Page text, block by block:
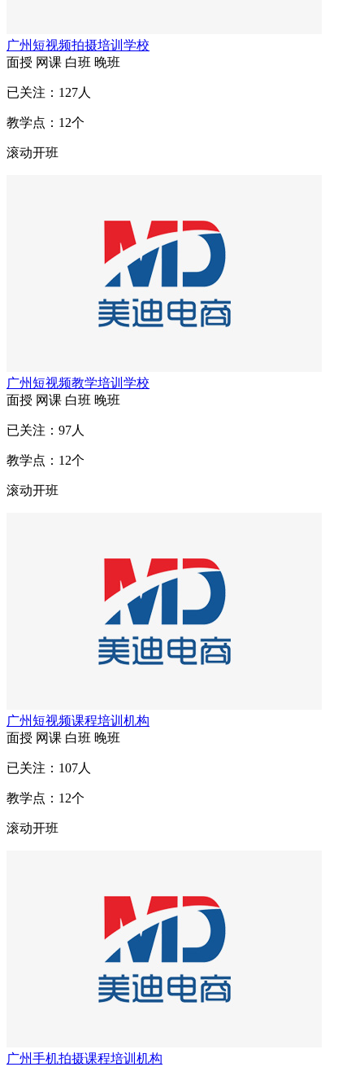
广州短视频拍摄培训学校
面授 网课 白班 晚班
已关注： 127人
教学点： 12个
滚动开班
广州短视频教学培训学校
面授 网课 白班 晚班
已关注： 97人
教学点： 12个
滚动开班
广州短视频课程培训机构
面授 网课 白班 晚班
已关注： 107人
教学点： 12个
滚动开班
广州手机拍摄课程培训机构